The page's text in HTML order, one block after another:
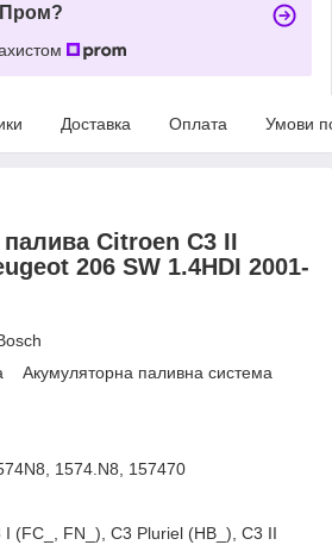
Пром?
Доставка Оплата Умови
Citroen C3 II
206 SW 1.4HDI 2001-
Акумуляторна паливна система
1574.N8, 157470
(FC_, FN_), C3 Pluriel (HB_), C3 II